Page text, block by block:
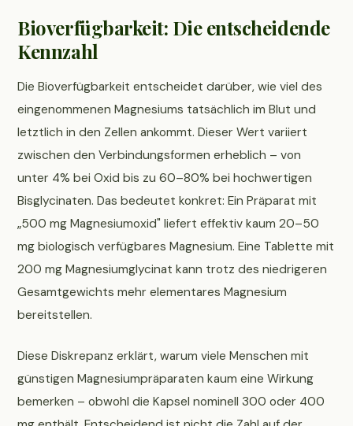
Bioverfügbarkeit: Die entscheidende
Kennzahl
Die Bioverfügbarkeit entscheidet darüber, wie viel des
eingenommenen Magnesiums tatsächlich im Blut und
letztlich in den Zellen ankommt. Dieser Wert variiert
zwischen den Verbindungsformen erheblich – von
unter 4% bei Oxid bis zu 60–80% bei hochwertigen
Bisglycinaten. Das bedeutet konkret: Ein Präparat mit
„500 mg Magnesiumoxid" liefert effektiv kaum 20–50
mg biologisch verfügbares Magnesium. Eine Tablette mit
200 mg Magnesiumglycinat kann trotz des niedrigeren
Gesamtgewichts mehr elementares Magnesium
bereitstellen.
Diese Diskrepanz erklärt, warum viele Menschen mit
günstigen Magnesiumpräparaten kaum eine Wirkung
bemerken – obwohl die Kapsel nominell 300 oder 400